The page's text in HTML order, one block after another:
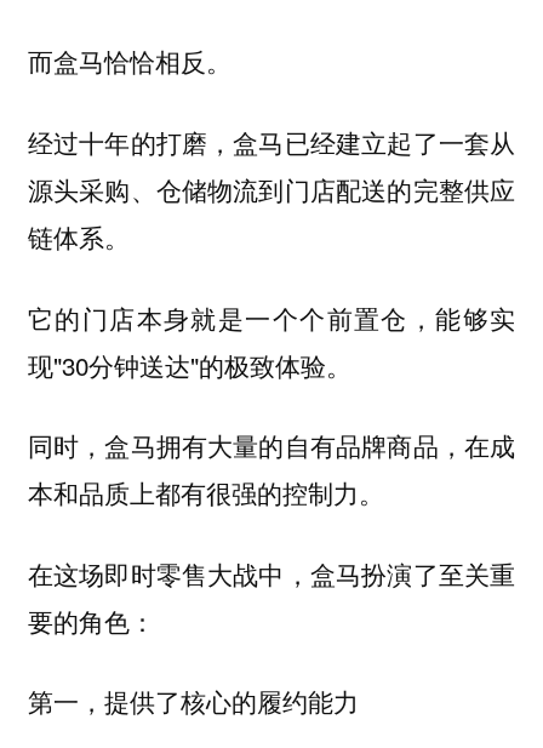
而盒马恰恰相反。
经过十年的打磨，盒马已经建立起了一套从
源头采购、仓储物流到门店配送的完整供应
链体系。
它的门店本身就是一个个前置仓，能够实
现"30分钟送达"的极致体验。
同时，盒马拥有大量的自有品牌商品，在成
本和品质上都有很强的控制力。
在这场即时零售大战中，盒马扮演了至关重
要的角色：
第一，提供了核心的履约能力